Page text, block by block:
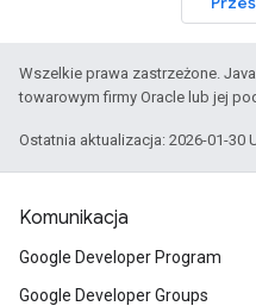
Wszelkie prawa zastrzeżone.
towarowym firmy Oracle lub jej
Ostatnia aktualizacja: 2026-01-30
Komunikacja
Google Developer Program
Google Developer Groups